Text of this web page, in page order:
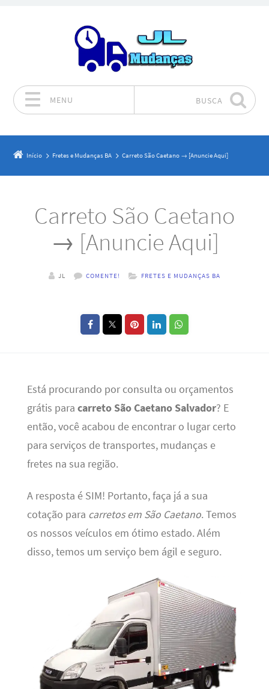
MENU BUSCA
Início Fretes e Mudanças BA Carreto São Caetano → [Anuncie Aqui]
Carreto São Caetano
→ [Anuncie Aqui]
JL COMENTE! FRETES E MUDANÇAS BA
Está procurando por consulta ou orçamentos
grátis para carreto São Caetano Salvador? E
então, você acabou de encontrar o lugar certo
para serviços de transportes, mudanças e
fretes na sua região.
A resposta é SIM! Portanto, faça já a sua
cotação para carretos em São Caetano. Temos
os nossos veículos em ótimo estado. Além
disso, temos um serviço bem ágil e seguro.